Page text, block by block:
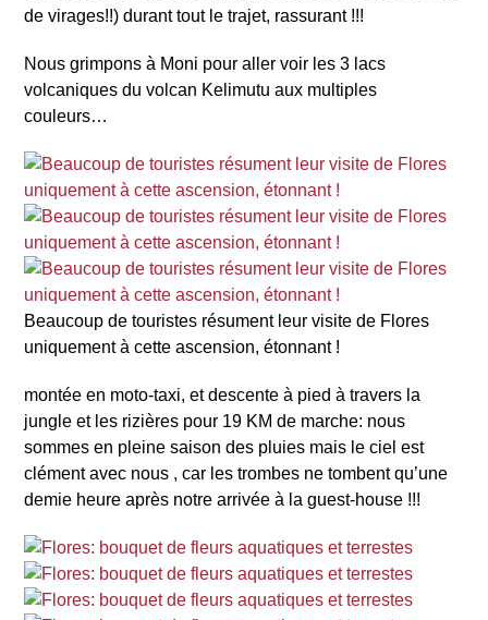
de virages!!) durant tout le trajet, rassurant !!!
Nous grimpons à Moni pour aller voir les 3 lacs
volcaniques du volcan Kelimutu aux multiples
couleurs…
Beaucoup de touristes résument leur visite de Flores
uniquement à cette ascension, étonnant !
montée en moto-taxi, et descente à pied à travers la
jungle et les rizières pour 19 KM de marche: nous
sommes en pleine saison des pluies mais le ciel est
clément avec nous , car les trombes ne tombent qu’une
demie heure après notre arrivée à la guest-house !!!